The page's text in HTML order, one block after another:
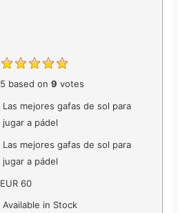
5 based on9 votes
Las mejores gafas de sol para
jugar a pádel
Las mejores gafas de sol para
jugar a pádel
EUR 60
Available in Stock